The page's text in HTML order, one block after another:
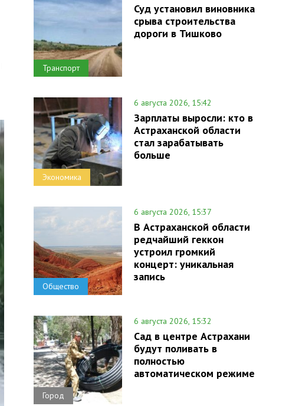
Транспорт
Суд установил виновника
срыва строительства
дороги в Тишково
Экономика
6 августа 2026, 15:42
Зарплаты выросли: кто в
Астраханской области
стал зарабатывать
больше
Общество
6 августа 2026, 15:37
В Астраханской области
редчайший геккон
устроил громкий
концерт: уникальная
запись
Город
6 августа 2026, 15:32
Сад в центре Астрахани
будут поливать в
полностью
автоматическом режиме